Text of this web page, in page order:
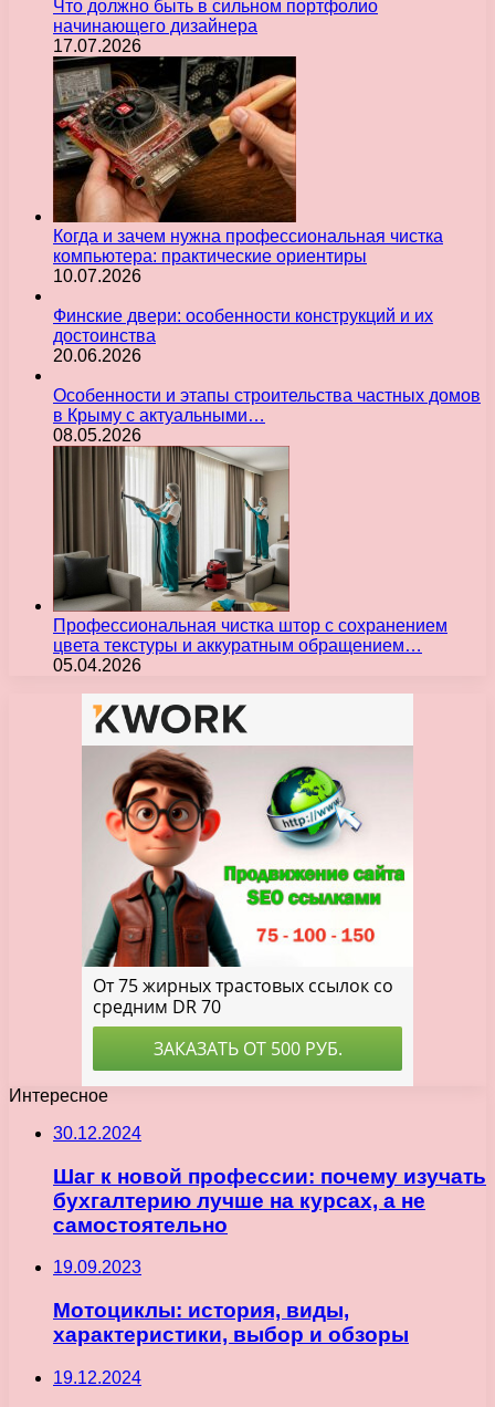
Что должно быть в сильном портфолио
начинающего дизайнера
17.07.2026
Когда и зачем нужна профессиональная чистка
компьютера: практические ориентиры
10.07.2026
Финские двери: особенности конструкций и их
достоинства
20.06.2026
Особенности и этапы строительства частных домов
в Крыму с актуальными…
08.05.2026
Профессиональная чистка штор с сохранением
цвета текстуры и аккуратным обращением…
05.04.2026
Интересное
30.12.2024
Шаг к новой профессии: почему изучать
бухгалтерию лучше на курсах, а не
самостоятельно
19.09.2023
Мотоциклы: история, виды,
характеристики, выбор и обзоры
19.12.2024